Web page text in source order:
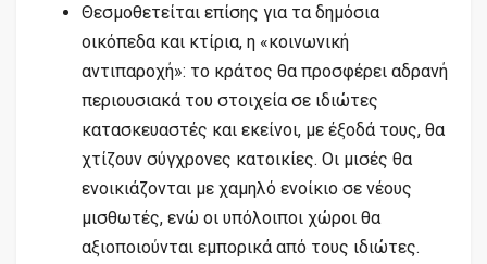
Θεσμοθετείται επίσης για τα δημόσια
οικόπεδα και κτίρια, η «κοινωνική
αντιπαροχή»: το κράτος θα προσφέρει αδρανή
περιουσιακά του στοιχεία σε ιδιώτες
κατασκευαστές και εκείνοι, με έξοδά τους, θα
χτίζουν σύγχρονες κατοικίες. Οι μισές θα
ενοικιάζονται με χαμηλό ενοίκιο σε νέους
μισθωτές, ενώ οι υπόλοιποι χώροι θα
αξιοποιούνται εμπορικά από τους ιδιώτες.